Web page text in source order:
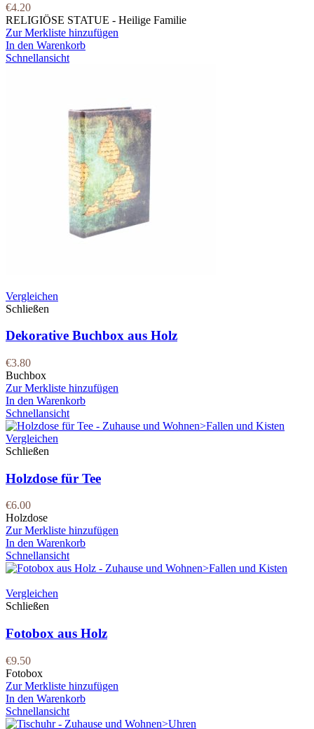
€4.20
RELIGIÖSE STATUE - Heilige Familie
Zur Merkliste hinzufügen
In den Warenkorb
Schnellansicht
Vergleichen
Schließen
Dekorative Buchbox aus Holz
€3.80
Buchbox
Zur Merkliste hinzufügen
In den Warenkorb
Schnellansicht
Vergleichen
Schließen
Holzdose für Tee
€6.00
Holzdose
Zur Merkliste hinzufügen
In den Warenkorb
Schnellansicht
Vergleichen
Schließen
Fotobox aus Holz
€9.50
Fotobox
Zur Merkliste hinzufügen
In den Warenkorb
Schnellansicht